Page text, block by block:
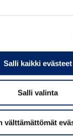
Salli kaikki evästeet
Salli valinta
välttämättömät
ja
ja
puolilla
Helvarin